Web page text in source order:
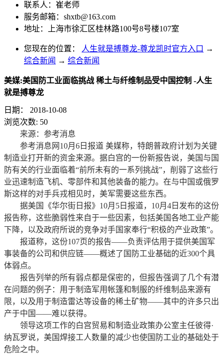
联系人：崔老师
服务邮箱： shxtb@163.com
地址：上海市徐汇区桂林路100号8号楼107室
您现在的位置： 人生就是搏尊龙-尊龙凯时官方入口 →
综合新闻 → 综合新闻
美媒:美国防工业面临挑战 稀土与纤维制品受中国控制 -人生
就是搏尊龙
日期：
2018-10-08
浏览次数: 50
来源：参考消息
参考消息网10月6日报道 美媒称，特朗普政府计划为关键
制造业打开新的资金来源。据白宫的一份新报告说，美国与国
防有关的行业面临着“前所未有的一系列挑战”，削弱了这些行
业迅速制造飞机、零部件和其他装备的能力。在与中国或俄罗
斯这样的对手兵戎相见时，美军需要这些东西。
据美国《华尔街日报》10月5日报道，10月4日发布的这份
报告称，这些脆弱性来自于一些因素，包括美国各地工业产能
下降，以及政府所说的竞争对手国家奉行“积极的产业政策”。
报道称，这份107页的报告——负责评估用于提供美国军
事装备的公司和供应链——概述了国防工业基础的近300个具
体弱点。
报告列举的所有弱点都是保密的，但报告强调了几个有潜
在问题的例子：用于制造军用帐篷和制服的纤维制品来源有
限，以及用于制造雷达等设备的稀土矿物——其中的许多只出
产于中国——难以获得。
领导这项工作的白宫贸易和制造业政策办公室主任彼得·
纳瓦罗说，美国焊接工人数量的减少也使国防工业的基础处于
危险之中。